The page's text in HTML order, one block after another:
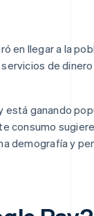
en llegar a la
de
está ganando
consumo
demografía y